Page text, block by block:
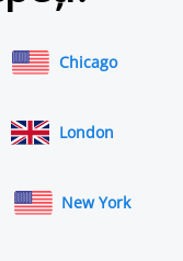
Chicago
London
New York